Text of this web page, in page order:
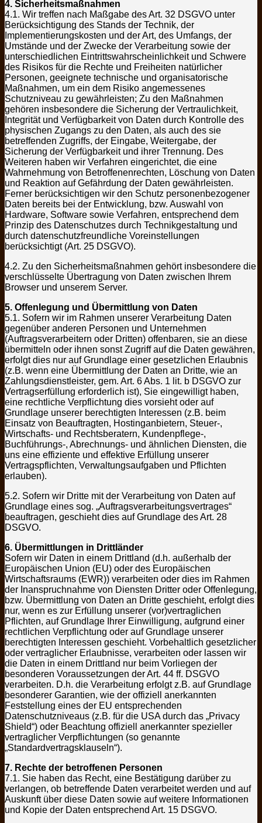
4. Sicherheitsmaßnahmen
4.1. Wir treffen nach Maßgabe des Art. 32 DSGVO unter
Berücksichtigung des Stands der Technik, der
Implementierungskosten und der Art, des Umfangs, der
Umstände und der Zwecke der Verarbeitung sowie der
unterschiedlichen Eintrittswahrscheinlichkeit und Schwere
des Risikos für die Rechte und Freiheiten natürlicher
Personen, geeignete technische und organisatorische
Maßnahmen, um ein dem Risiko angemessenes
Schutzniveau zu gewährleisten; Zu den Maßnahmen
gehören insbesondere die Sicherung der Vertraulichkeit,
Integrität und Verfügbarkeit von Daten durch Kontrolle des
physischen Zugangs zu den Daten, als auch des sie
betreffenden Zugriffs, der Eingabe, Weitergabe, der
Sicherung der Verfügbarkeit und ihrer Trennung. Des
Weiteren haben wir Verfahren eingerichtet, die eine
Wahrnehmung von Betroffenenrechten, Löschung von Daten
und Reaktion auf Gefährdung der Daten gewährleisten.
Ferner berücksichtigen wir den Schutz personenbezogener
Daten bereits bei der Entwicklung, bzw. Auswahl von
Hardware, Software sowie Verfahren, entsprechend dem
Prinzip des Datenschutzes durch Technikgestaltung und
durch datenschutzfreundliche Voreinstellungen
berücksichtigt (Art. 25 DSGVO).
4.2. Zu den Sicherheitsmaßnahmen gehört insbesondere die
verschlüsselte Übertragung von Daten zwischen Ihrem
Browser und unserem Server.
5. Offenlegung und Übermittlung von Daten
5.1. Sofern wir im Rahmen unserer Verarbeitung Daten
gegenüber anderen Personen und Unternehmen
(Auftragsverarbeitern oder Dritten) offenbaren, sie an diese
übermitteln oder ihnen sonst Zugriff auf die Daten gewähren,
erfolgt dies nur auf Grundlage einer gesetzlichen Erlaubnis
(z.B. wenn eine Übermittlung der Daten an Dritte, wie an
Zahlungsdienstleister, gem. Art. 6 Abs. 1 lit. b DSGVO zur
Vertragserfüllung erforderlich ist), Sie eingewilligt haben,
eine rechtliche Verpflichtung dies vorsieht oder auf
Grundlage unserer berechtigten Interessen (z.B. beim
Einsatz von Beauftragten, Hostinganbietern, Steuer-,
Wirtschafts- und Rechtsberatern, Kundenpflege-,
Buchführungs-, Abrechnungs- und ähnlichen Diensten, die
uns eine effiziente und effektive Erfüllung unserer
Vertragspflichten, Verwaltungsaufgaben und Pflichten
erlauben).
5.2. Sofern wir Dritte mit der Verarbeitung von Daten auf
Grundlage eines sog. „Auftragsverarbeitungsvertrages“
beauftragen, geschieht dies auf Grundlage des Art. 28
DSGVO.
6. Übermittlungen in Drittländer
Sofern wir Daten in einem Drittland (d.h. außerhalb der
Europäischen Union (EU) oder des Europäischen
Wirtschaftsraums (EWR)) verarbeiten oder dies im Rahmen
der Inanspruchnahme von Diensten Dritter oder Offenlegung,
bzw. Übermittlung von Daten an Dritte geschieht, erfolgt dies
nur, wenn es zur Erfüllung unserer (vor)vertraglichen
Pflichten, auf Grundlage Ihrer Einwilligung, aufgrund einer
rechtlichen Verpflichtung oder auf Grundlage unserer
berechtigten Interessen geschieht. Vorbehaltlich gesetzlicher
oder vertraglicher Erlaubnisse, verarbeiten oder lassen wir
die Daten in einem Drittland nur beim Vorliegen der
besonderen Voraussetzungen der Art. 44 ff. DSGVO
verarbeiten. D.h. die Verarbeitung erfolgt z.B. auf Grundlage
besonderer Garantien, wie der offiziell anerkannten
Feststellung eines der EU entsprechenden
Datenschutzniveaus (z.B. für die USA durch das „Privacy
Shield“) oder Beachtung offiziell anerkannter spezieller
vertraglicher Verpflichtungen (so genannte
„Standardvertragsklauseln“).
7. Rechte der betroffenen Personen
7.1. Sie haben das Recht, eine Bestätigung darüber zu
verlangen, ob betreffende Daten verarbeitet werden und auf
Auskunft über diese Daten sowie auf weitere Informationen
und Kopie der Daten entsprechend Art. 15 DSGVO.